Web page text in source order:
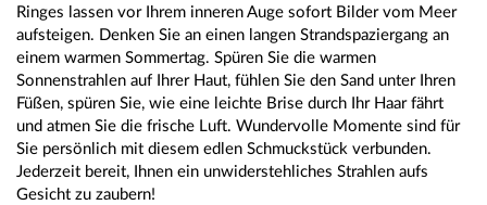
Ringes lassen vor Ihrem inneren Auge sofort Bilder vom Meer
aufsteigen. Denken Sie an einen langen Strandspaziergang an
einem warmen Sommertag. Spüren Sie die warmen
Sonnenstrahlen auf Ihrer Haut, fühlen Sie den Sand unter Ihren
Füßen, spüren Sie, wie eine leichte Brise durch Ihr Haar fährt
und atmen Sie die frische Luft. Wundervolle Momente sind für
Sie persönlich mit diesem edlen Schmuckstück verbunden.
Jederzeit bereit, Ihnen ein unwiderstehliches Strahlen aufs
Gesicht zu zaubern!